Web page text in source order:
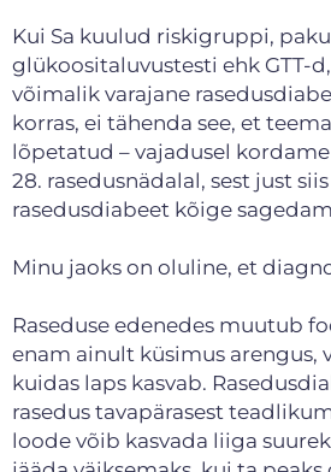
Kui Sa kuulud riskigruppi,
glükoositaluvustesti ehk GTT-
võimalik varajane
korras, ei tähenda see, et
lõpetatud – vajadusel
28. rasedusnädalal, sest just
rasedusdiabeet kõige
Minu jaoks on oluline, et
Raseduse edenedes muutub
enam ainult küsimus arengus,
kuidas laps kasvab.
rasedus tavapärasest
loode võib kasvada liiga